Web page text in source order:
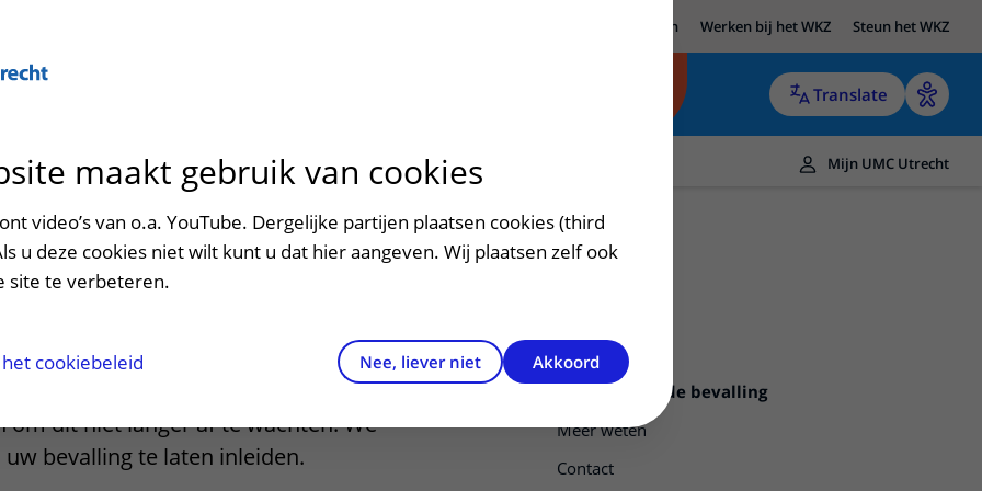
Research Werken bij het WKZ Steun het WKZ
Translate
met kinderen en ouders
en rechten
en route
en route
plattegrond
Mijn UMC Utrecht
de bevalling
Inleiden van de bevalling
Meer weten
Contact
uw bevalling spontaan op gang. Er
om dit niet langer af te wachten. We
bevalling te laten inleiden.
maakt gebruik van cookies
video’s van o.a. YouTube. Dergelijke partijen plaatsen cookies (third
u deze cookies niet wilt kunt u dat hier aangeven. Wij plaatsen zelf ook
site te verbeteren.
cookiebeleid Nee, liever niet Akkoord